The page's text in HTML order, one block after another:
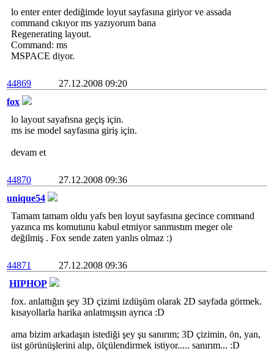
lo enter enter dediğimde loyut sayfasına giriyor ve assada
command cıkıyor ms yazıyorum bana
Regenerating layout.
Command: ms
MSPACE diyor.
44869
27.12.2008 09:20
fox
lo layout sayafısna geçiş için.
ms ise model sayfasına giriş için.
devam et
44870
27.12.2008 09:36
unique54
Tamam tamam oldu yafs ben loyut sayfasına gecince command
yazınca ms komutunu kabul etmiyor sanmıstım meger ole
değilmiş . Fox sende zaten yanlıs olmaz :)
44871
27.12.2008 09:36
HIPHOP
fox. anlattığın şey 3D çizimi izdüşüm olarak 2D sayfada görmek.
kısayollarla harika anlatmışsın ayrıca :D
ama bizim arkadaşın istediği şey şu sanırım; 3D çizimin, ön, yan,
üst görünüşlerini alıp, ölçülendirmek istiyor..... sanırım... :D